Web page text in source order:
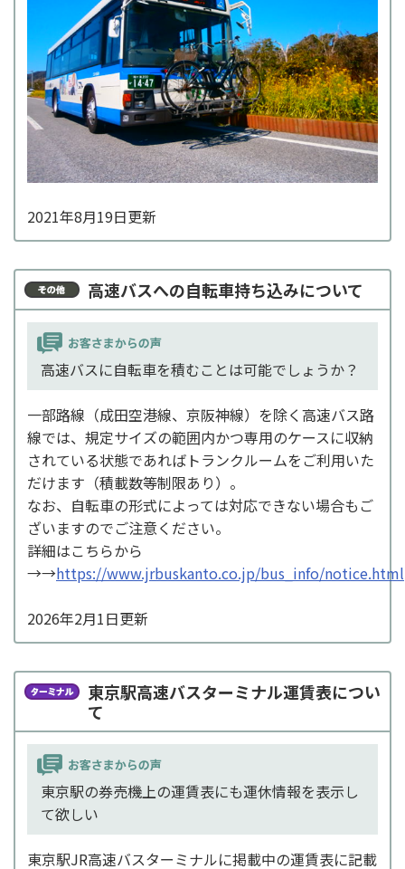
2021年8月19日更新
高速バスへの自転車持ち込みについて
高速バスに自転車を積むことは可能でしょうか？
一部路線（成田空港線、京阪神線）を除く高速バス路
線では、規定サイズの範囲内かつ専用のケースに収納
されている状態であればトランクルームをご利用いた
だけます（積載数等制限あり）。
なお、自転車の形式によっては対応できない場合もご
ざいますのでご注意ください。
詳細はこちらから
→→https://www.jrbuskanto.co.jp/bus_info/notice.html
2026年2月1日更新
東京駅高速バスターミナル運賃表につい
て
東京駅の券売機上の運賃表にも運休情報を表示し
て欲しい
東京駅JR高速バスターミナルに掲載中の運賃表に記載